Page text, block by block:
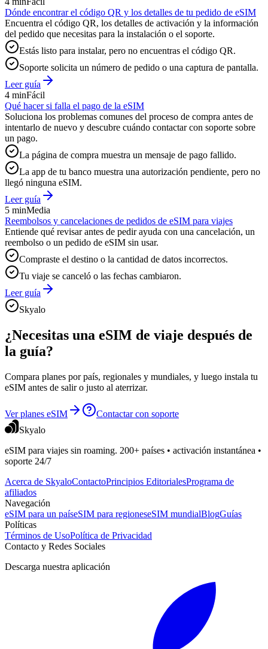
Dónde encontrar el código QR y los detalles de tu pedido de eSIM
Encuentra el código QR, los detalles de activación y la información
del pedido que necesitas para la instalación o el soporte.
Estás listo para instalar, pero no encuentras el código QR.
Soporte solicita un número de pedido o una captura de pantalla.
Leer guía
4 minFácil
Qué hacer si falla el pago de la eSIM
Soluciona los problemas comunes del proceso de compra antes de
intentarlo de nuevo y descubre cuándo contactar con soporte sobre
un pago.
La página de compra muestra un mensaje de pago fallido.
La app de tu banco muestra una autorización pendiente, pero no
llegó ninguna eSIM.
Leer guía
5 minMedia
Reembolsos y cancelaciones de pedidos de eSIM para viajes
Entiende qué revisar antes de pedir ayuda con una cancelación, un
reembolso o un pedido de eSIM sin usar.
Compraste el destino o la cantidad de datos incorrectos.
Tu viaje se canceló o las fechas cambiaron.
Leer guía
Skyalo
¿Necesitas una eSIM de viaje después de
la guía?
Compara planes por país, regionales y mundiales, y luego instala tu
eSIM antes de salir o justo al aterrizar.
Ver planes eSIM
Contactar con soporte
Skyalo
eSIM para viajes sin roaming. 200+ países • activación instantánea •
soporte 24/7
Acerca de SkyaloContactoPrincipios EditorialesPrograma de
afiliados
Navegación
eSIM para un paíseSIM para regioneseSIM mundialBlogGuías
Políticas
Términos de UsoPolítica de Privacidad
Contacto y Redes Sociales
Descarga nuestra aplicación